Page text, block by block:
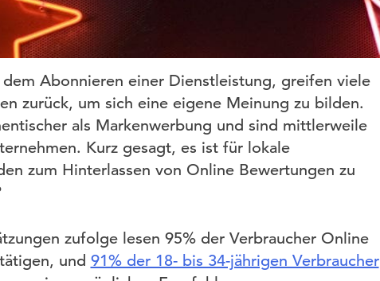
Abonnieren einer Dienstleistung, greifen viele
zurück, um sich eine eigene Meinung zu bilden.
als Markenwerbung und sind mittlerweile
Kurz gesagt, es ist für lokale
zum Hinterlassen von Online Bewertungen zu
zufolge lesen 95% der Verbraucher Online
und 91% der 18- bis 34-jährigen Verbraucher